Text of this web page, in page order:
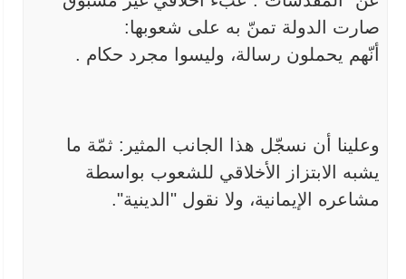
صارت الدولة تمنّ به على شعوبها:
أنّهم يحملون رسالة، وليسوا مجرد حكام .
وعلينا أن نسجّل هذا الجانب المثير: ثمّة ما
يشبه الابتزاز الأخلاقي للشعوب بواسطة
مشاعره الإيمانية، ولا نقول "الدينية".